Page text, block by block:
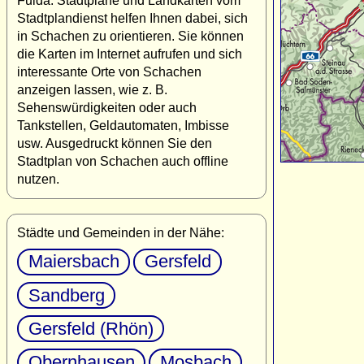
Stadtplandienst helfen Ihnen dabei, sich
in Schachen zu orientieren. Sie können
die Karten im Internet aufrufen und sich
interessante Orte von Schachen
anzeigen lassen, wie z. B.
Sehenswürdigkeiten oder auch
Tankstellen, Geldautomaten, Imbisse
usw. Ausgedruckt können Sie den
Stadtplan von Schachen auch offline
nutzen.
Städte und Gemeinden in der Nähe:
Maiersbach
Gersfeld
Sandberg
Gersfeld (Rhön)